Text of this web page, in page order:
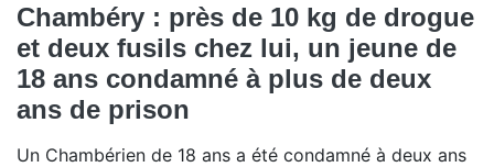
Chambéry : près de 10 kg de drogue
et deux fusils chez lui, un jeune de
18 ans condamné à plus de deux
ans de prison
Un Chambérien de 18 ans a été condamné à deux ans